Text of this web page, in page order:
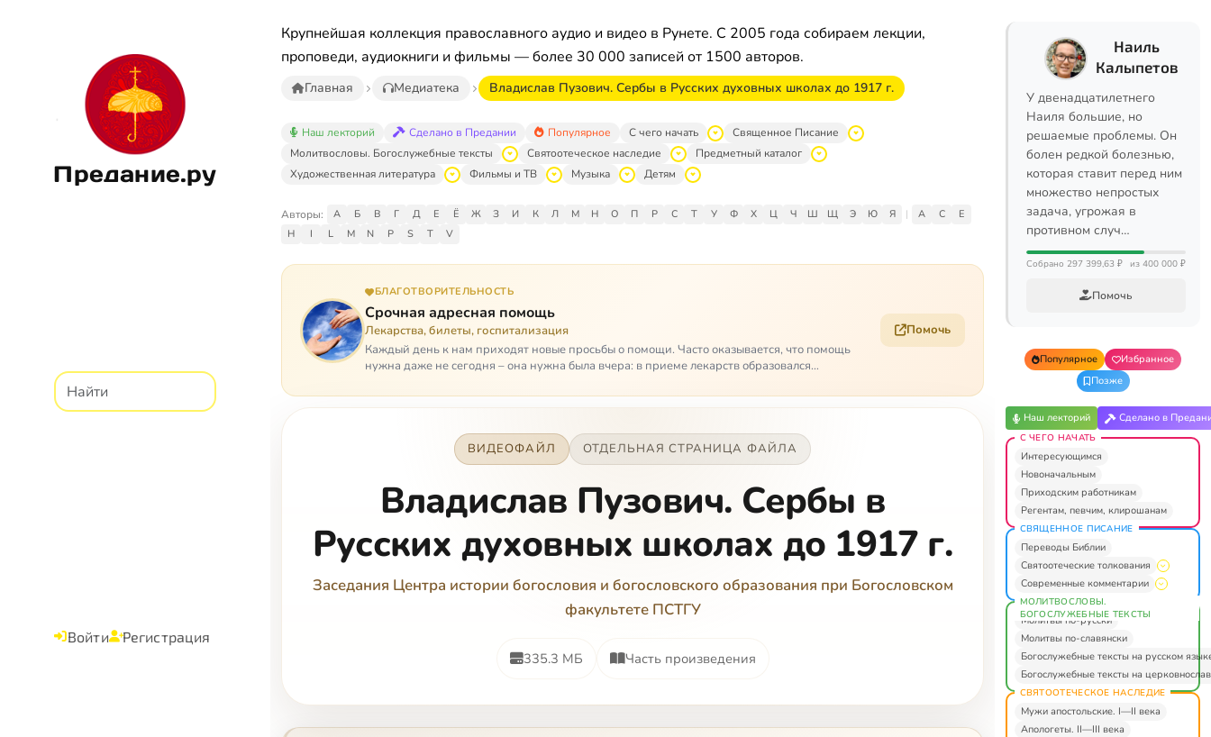
Предание.ру
Войти Регистрация
Крупнейшая коллекция православного аудио и видео в Рунете. С 2005 года собираем лекции,
проповеди, аудиокниги и фильмы — более 30 000 записей от 1500 авторов.
Главная Медиатека Владислав Пузович. Сербы в Русских духовных школах до 1917 г.
Наш лекторий Сделано в Предании Популярное С чего начать
Священное Писание
Молитвословы. Богослужебные тексты
Святоотеческое наследие
Предметный каталог
Художественная литература
Фильмы и ТВ Музыка Детям
Авторы: А Б В Г Д Е Ё Ж З И К Л М Н О П Р С Т У Ф Х Ц Ч Ш Щ Э Ю Я | A C
E
H
I L M N P S T V
БЛАГОТВОРИТЕЛЬНОСТЬ
Срочная адресная помощь
Лекарства, билеты, госпитализация
Каждый день к нам приходят новые просьбы о помощи. Часто оказывается, что помощь
нужна даже не сегодня – она нужна была вчера: в приеме лекарств образовался
Помочь
ВИДЕОФАЙЛ ОТДЕЛЬНАЯ СТРАНИЦА ФАЙЛА
Владислав Пузович. Сербы в
Русских духовных школах до 1917 г.
Заседания Центра истории богословия и богословского образования при Богословском
факультете ПСТГУ
335.3 МБ Часть произведения
Наиль
Калыпетов
У двенадцатилетнего
Наиля большие, но
решаемые проблемы. Он
болен редкой болезнью,
которая ставит перед ним
множество непростых
задача, угрожая в
противном случ…
Собрано 297 399,63 ₽ из 400 000 ₽
Помочь
Популярное
Избранное
Позже
Наш лекторий Сделано в
С ЧЕГО НАЧАТЬ
Интересующимся
Новоначальным
Приходским работникам
Регентам, певчим, клирошанам
СВЯЩЕННОЕ ПИСАНИЕ
Переводы Библии
Святоотеческие толкования
Современные комментарии
МОЛИТВОСЛОВЫ.
БОГОСЛУЖЕБНЫЕ ТЕКСТЫ
Молитвы по-русски
Молитвы по-славянски
Богослужебные тексты на русском
Богослужебные тексты на
СВЯТООТЕЧЕСКОЕ НАСЛЕДИЕ
Мужи апостольские. I—II века
Апологеты. II—III века